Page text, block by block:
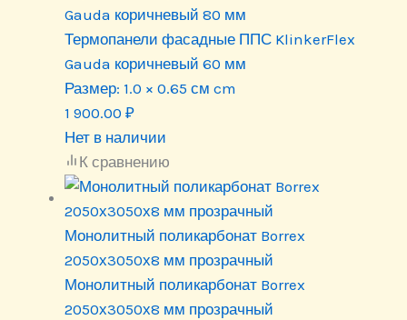
Gauda коричневый 80 мм
Термопанели фасадные ППС KlinkerFlex
Gauda коричневый 60 мм
Размер: 1.0 × 0.65 см cm
1 900.00 ₽
Нет в наличии
К сравнению
Монолитный поликарбонат Borrex
2050х3050х8 мм прозрачный
Монолитный поликарбонат Borrex
2050х3050х8 мм прозрачный